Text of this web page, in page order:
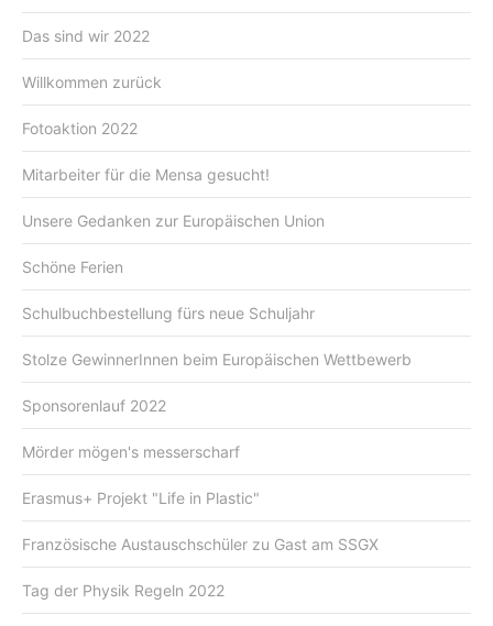
Das sind wir 2022
Willkommen zurück
Fotoaktion 2022
Mitarbeiter für die Mensa gesucht!
Unsere Gedanken zur Europäischen Union
Schöne Ferien
Schulbuchbestellung fürs neue Schuljahr
Stolze GewinnerInnen beim Europäischen Wettbewerb
Sponsorenlauf 2022
Mörder mögen's messerscharf
Erasmus+ Projekt "Life in Plastic"
Französische Austauschschüler zu Gast am SSGX
Tag der Physik Regeln 2022